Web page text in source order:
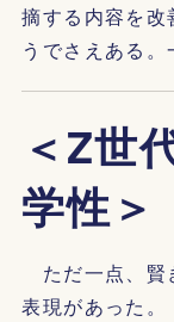
摘する内容を
うでさえある。
＜Z世
学性＞
ただ一点、賢
表現があった